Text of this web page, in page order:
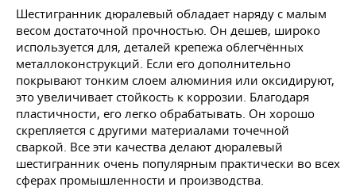
Шестигранник дюралевый обладает наряду с малым
весом достаточной прочностью. Он дешев, широко
используется для, деталей крепежа облегчённых
металлоконструкций. Если его дополнительно
покрывают тонким слоем алюминия или оксидируют,
это увеличивает стойкость к коррозии. Благодаря
пластичности, его легко обрабатывать. Он хорошо
скрепляется с другими материалами точечной
сваркой. Все эти качества делают дюралевый
шестигранник очень популярным практически во всех
сферах промышленности и производства.